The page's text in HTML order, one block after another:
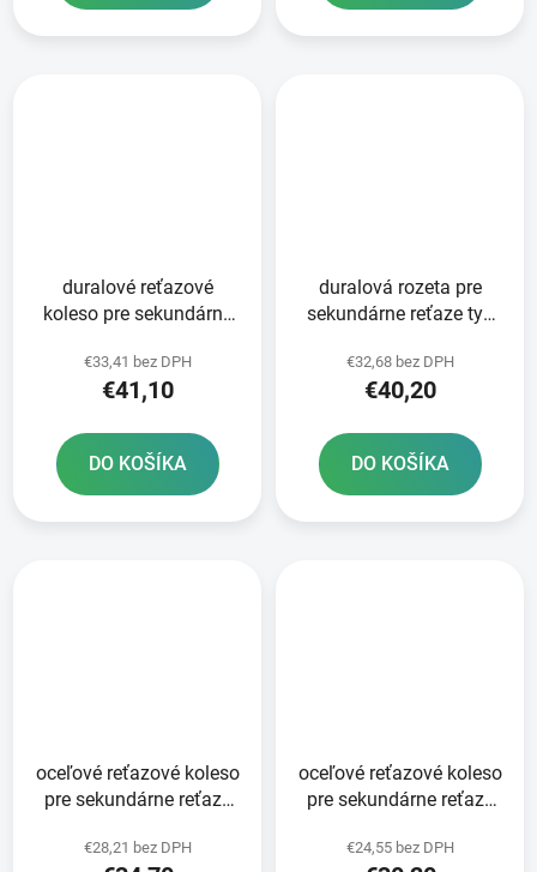
duralové reťazové
koleso pre sekundárne
Anglicko 50 zubov
€33,41 bez DPH
€41,10
DO KOŠÍKA
duralová rozeta pre
sekundárne reťaze typ
€32,68 bez DPH
€40,20
DO KOŠÍKA
oceľové reťazové koleso
pre sekundárne reťaze
zubov
€28,21 bez DPH
oceľové reťazové koleso
pre sekundárne reťaze
zubov
€24,55 bez DPH